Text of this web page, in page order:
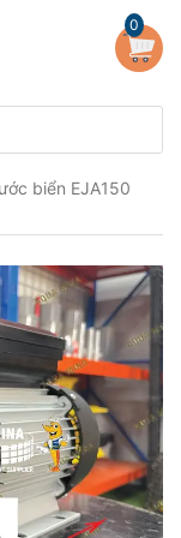
0
biển EJA150